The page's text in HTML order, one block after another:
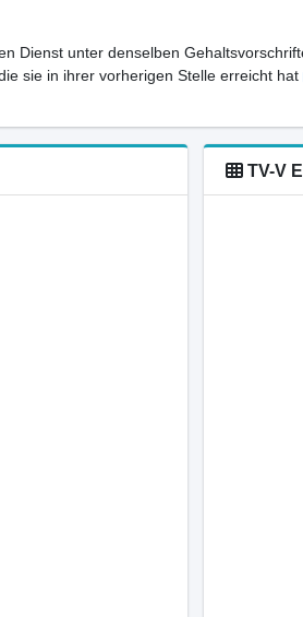
Dienst unter denselben
sie in ihrer vorherigen Stelle erreicht hat
TV-V